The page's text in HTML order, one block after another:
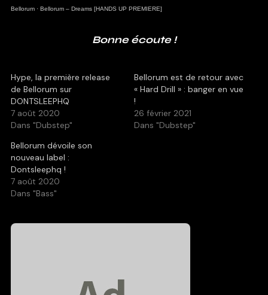
Bellorum· Bellorum – Dreams [HANDS UP PREMIERE]
Bonne écoute !
Hype, la première release
de Bellorum sur
DONTSLEEPHQ
7 août 2020
Dans "Dubstep"
Bellorum est de retour avec
« Hard Drill » : banger en vue
!
26 février 2021
Dans "Dubstep"
Bellorum dévoile son
nouveau label :
Dontsleephq !
7 août 2020
Dans "Bass"